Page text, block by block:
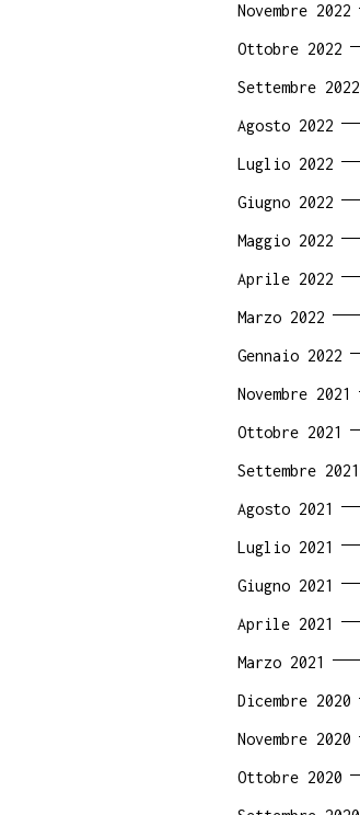
Novembre 2022
Ottobre 2022
Settembre 2022
Agosto 2022
Luglio 2022
Giugno 2022
Maggio 2022
Aprile 2022
Marzo 2022
Gennaio 2022
Novembre 2021
Ottobre 2021
Settembre 2021
Agosto 2021
Luglio 2021
Giugno 2021
Aprile 2021
Marzo 2021
Dicembre 2020
Novembre 2020
Ottobre 2020